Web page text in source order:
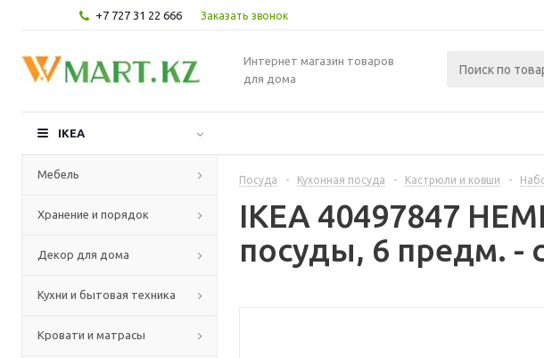
+7 727 31 22 666 Заказать звонок
Интернет магазин товаров
для дома
IKEA
Мебель
Хранение и порядок
Декор для дома
Кухни и бытовая техника
Кровати и матрасы
Посуда - Кухонная посуда - Кастрюли и ковши -
IKEA 40497847
посуды, 6 предм. -